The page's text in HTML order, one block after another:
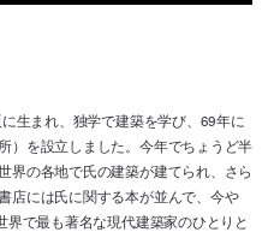
生まれ、独学で建築を学び、69年に
）を設立しました。今年でちょうど半
界の各地で氏の建築が建てられ、さら
店には氏に関する本が並んで、今や
界で最も著名な現代建築家のひとりと